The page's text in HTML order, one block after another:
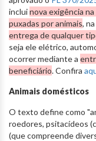
incluinova exigência
puxadas por animais,
entrega de qualquer
seja ele elétrico,
ocorrer mediante a
beneficiário. Confira
Animais domésticos
O texto define como
roedores, psitacídeos
(que compreende